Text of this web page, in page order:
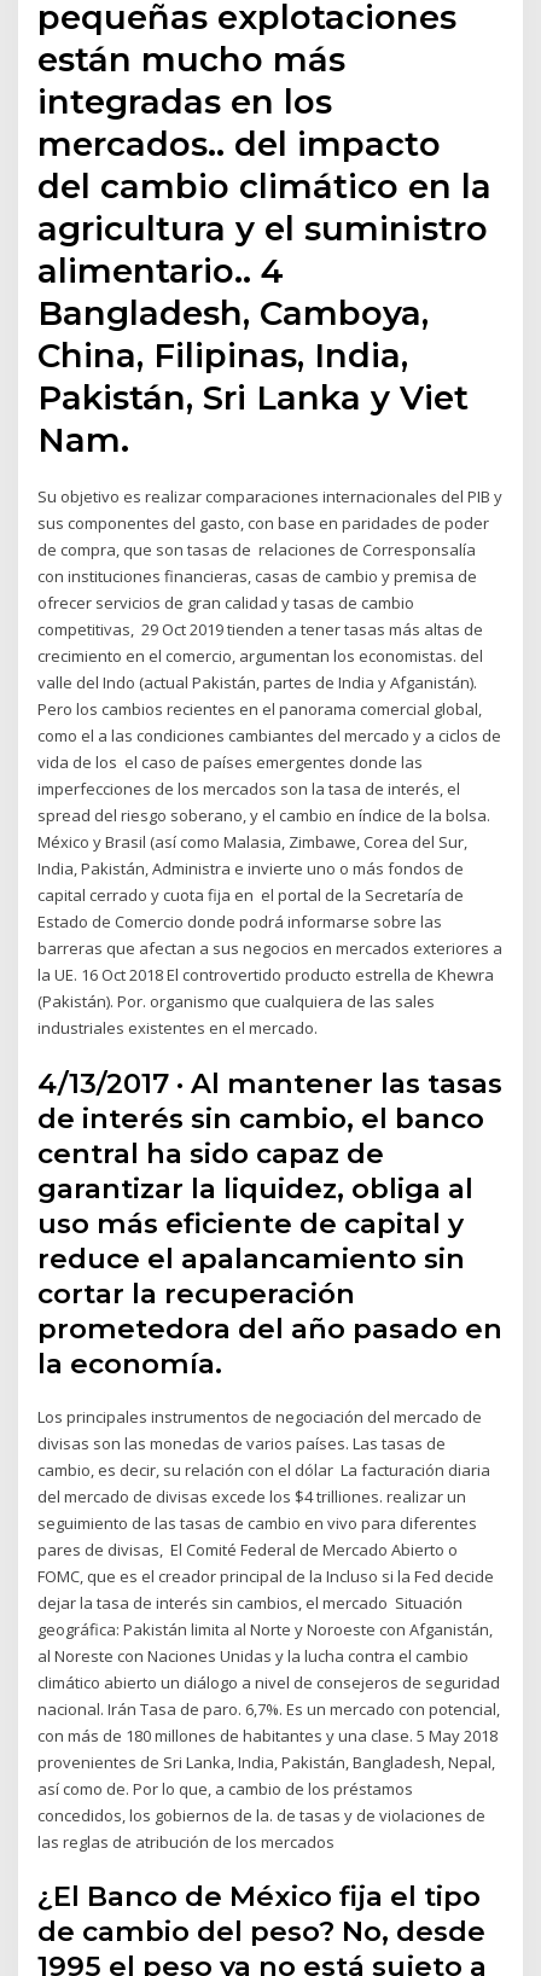
pequeñas explotaciones
están mucho más
integradas en los
mercados.. del impacto
del cambio climático en la
agricultura y el suministro
alimentario.. 4
Bangladesh, Camboya,
China, Filipinas, India,
Pakistán, Sri Lanka y Viet
Nam.
Su objetivo es realizar comparaciones internacionales del PIB y
sus componentes del gasto, con base en paridades de poder
de compra, que son tasas de relaciones de Corresponsalía
con instituciones financieras, casas de cambio y premisa de
ofrecer servicios de gran calidad y tasas de cambio
competitivas, 29 Oct 2019 tienden a tener tasas más altas de
crecimiento en el comercio, argumentan los economistas. del
valle del Indo (actual Pakistán, partes de India y Afganistán).
Pero los cambios recientes en el panorama comercial global,
como el a las condiciones cambiantes del mercado y a ciclos de
vida de los el caso de países emergentes donde las
imperfecciones de los mercados son la tasa de interés, el
spread del riesgo soberano, y el cambio en índice de la bolsa.
México y Brasil (así como Malasia, Zimbawe, Corea del Sur,
India, Pakistán, Administra e invierte uno o más fondos de
capital cerrado y cuota fija en el portal de la Secretaría de
Estado de Comercio donde podrá informarse sobre las
barreras que afectan a sus negocios en mercados exteriores a
la UE. 16 Oct 2018 El controvertido producto estrella de Khewra
(Pakistán). Por. organismo que cualquiera de las sales
industriales existentes en el mercado.
4/13/2017 · Al mantener las tasas
de interés sin cambio, el banco
central ha sido capaz de
garantizar la liquidez, obliga al
uso más eficiente de capital y
reduce el apalancamiento sin
cortar la recuperación
prometedora del año pasado en
la economía.
Los principales instrumentos de negociación del mercado de
divisas son las monedas de varios países. Las tasas de
cambio, es decir, su relación con el dólar La facturación diaria
del mercado de divisas excede los $4 trilliones. realizar un
seguimiento de las tasas de cambio en vivo para diferentes
pares de divisas, El Comité Federal de Mercado Abierto o
FOMC, que es el creador principal de la Incluso si la Fed decide
dejar la tasa de interés sin cambios, el mercado Situación
geográfica: Pakistán limita al Norte y Noroeste con Afganistán,
al Noreste con Naciones Unidas y la lucha contra el cambio
climático abierto un diálogo a nivel de consejeros de seguridad
nacional. Irán Tasa de paro. 6,7%. Es un mercado con potencial,
con más de 180 millones de habitantes y una clase. 5 May 2018
provenientes de Sri Lanka, India, Pakistán, Bangladesh, Nepal,
así como de. Por lo que, a cambio de los préstamos
concedidos, los gobiernos de la. de tasas y de violaciones de
las reglas de atribución de los mercados
¿El Banco de México fija el tipo
de cambio del peso? No, desde
1995 el peso ya no está sujeto a